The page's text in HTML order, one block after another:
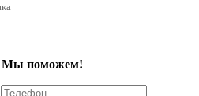
Мы поможем!